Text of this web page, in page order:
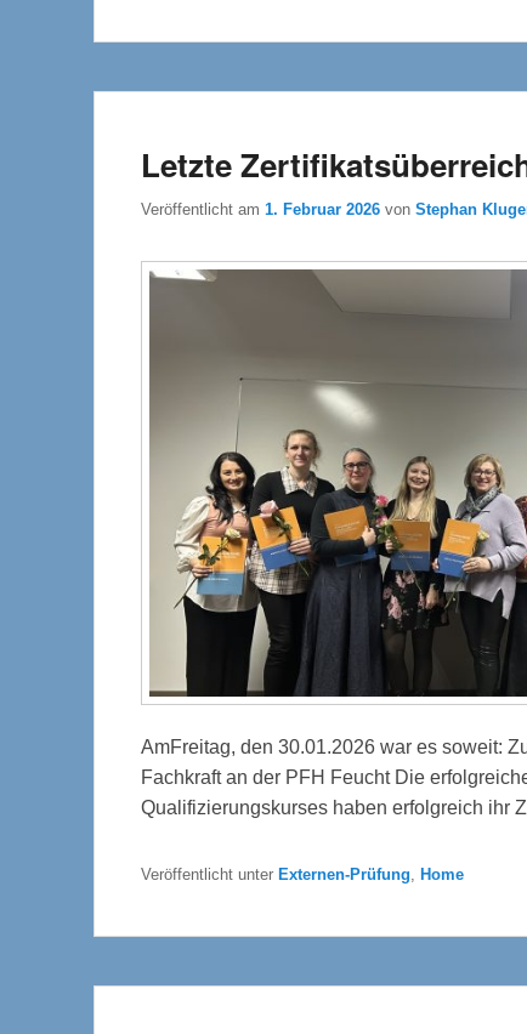
Letzte
Veröffentlicht am 1. Februar 2026 von Stephan
AmFreitag, den 30.01.2026 war es soweit:
Fachkraft an der PFH Feucht Die
Qualifizierungskurses haben erfolgreich ihr
Veröffentlicht unter Externen-Prüfung Home